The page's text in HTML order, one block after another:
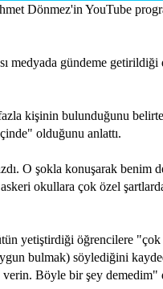
Dönmez'in YouTube
medyada gündeme
kişinin bulunduğunu
olduğunu anlattı.
O şokla konuşarak benim
okullara çok özel
yetiştirdiği öğrencilere
bulmak) söylediğini
verin. Böyle bir şey demedim"